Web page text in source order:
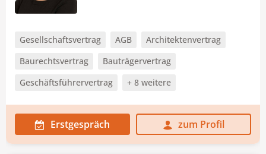
Gesellschaftsvertrag AGB
Architektenvertrag
Baurechtsvertrag
Bauträgervertrag
Geschäftsführervertrag
+ 8 weitere
Erstgespräch zum Profil